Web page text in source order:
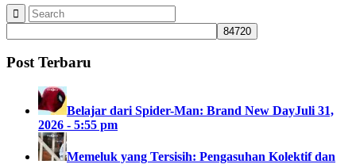
Post Terbaru
Belajar dari Spider-Man: Brand New DayJuli 31,
2026 - 5:55 pm
Memeluk yang Tersisih: Pengasuhan Kolektif dan